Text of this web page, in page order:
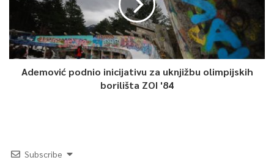
Sarajevo,te samim tim značajnu platformu za daljnji razvoj
audio-vizualnog sektora koji, iako godinama ostvaruje
rezultate, također stagnira kada su u pitanju neke profesije,
infrastruktura i tehnička opremljenost – podvukla je ona.
Istakla je da će se sredstva za produkciju po novom Pravilniku
Ademović podnio inicijativu za uknjižbu olimpijskih
borilišta ZOI '84
Subscribe